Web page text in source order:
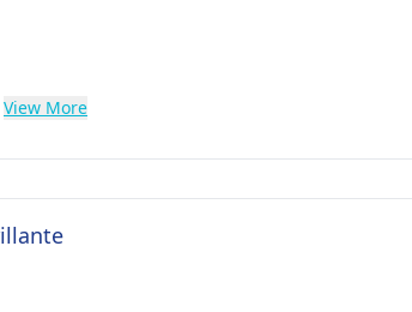
View More